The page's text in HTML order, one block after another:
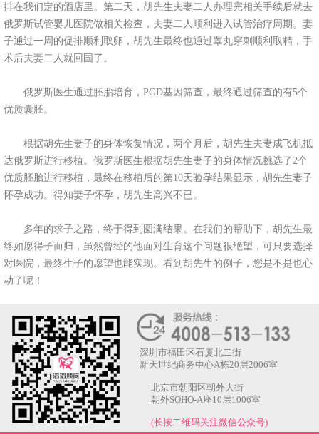
排在我们定的酒店里。第二天，胡先生夫妻二人办理完相关手续后就去
俄罗斯试管婴儿医院做相关检查，夫妻二人顺利进入试管治疗周期。妻
子通过一周的促排顺利取卵，胡先生最终也通过睾丸穿刺顺利取精，手
术后夫妻二人就回国了。
俄罗斯医生通过胚胎培育，PGD基因筛查，最终通过筛查的有5个
优质囊胚。
根据胡先生妻子的身体恢复情况，两个月后，胡先生夫妻成飞机抵
达俄罗斯进行移植。俄罗斯医生根据胡先生妻子的身体情况挑选了2个
优质胚胎进行移植，最终在移植后的第10天验孕结果显示，胡先生妻子
怀孕成功。得知妻子怀孕，胡先生高兴不已。
多年的求子之路，终于得到圆满结果。在我们的帮助下，胡先生最
终如愿得子而归，虽然曾经的他面对生育这个问题很绝望，可只要选择
对医院，最终生子的愿望也能实现。看到胡先生的例子，您是不是也心
动了呢！
深圳市福田区石厦北二街
新天世纪商务中心A栋20层2006室
北京市朝阳区朝外大街
朝外SOHO-A座10层1006室
(长按二维码关注微信公众号)